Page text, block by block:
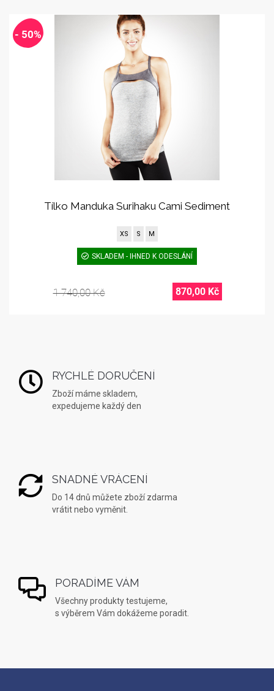
- 50%
Tílko Manduka Surihaku Cami Sediment
XS S M
SKLADEM - IHNED K ODESLÁNÍ
1 740,00 Kč 870,00 Kč
RYCHLÉ DORUČENÍ
Zboží máme skladem,
expedujeme každý den
SNADNÉ VRÁCENÍ
Do 14 dnů můžete zboží zdarma
vrátit nebo vyměnit.
PORADÍME VÁM
Všechny produkty testujeme,
s výběrem Vám dokážeme poradit.